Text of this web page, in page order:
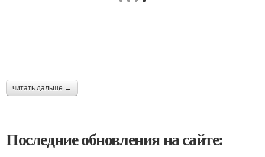
читать дальше →
Последние обновления на сайте: